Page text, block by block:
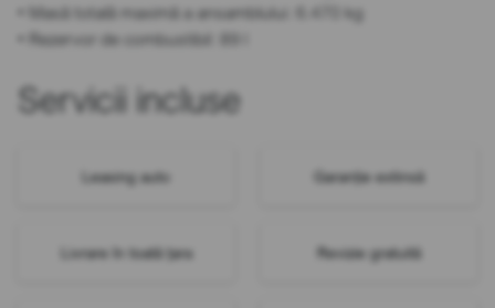
• Masă totală maximă a ansamblului: 6.470 kg
• Rezervor de combustibil: 89 l
Servicii incluse
Leasing auto Garanție extinsă
Livrare în toată țara Revizie gratuită